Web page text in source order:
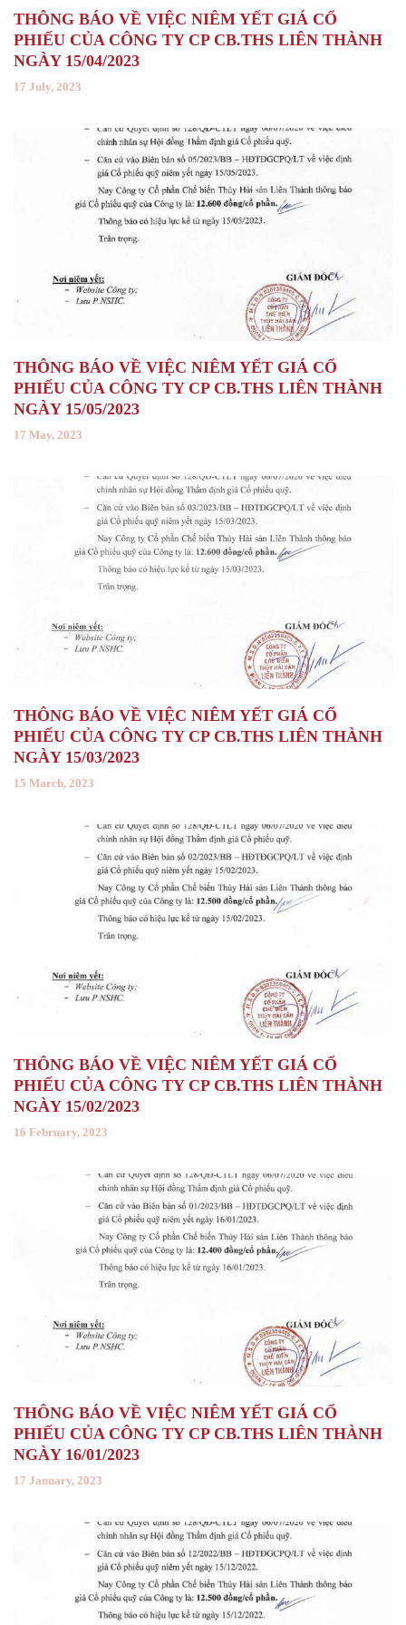
THÔNG BÁO VỀ VIỆC NIÊM YẾT GIÁ CỔ
PHIẾU CỦA CÔNG TY CP CB.THS LIÊN THÀNH
NGÀY 15/04/2023
17 July, 2023
THÔNG BÁO VỀ VIỆC NIÊM YẾT GIÁ CỔ
PHIẾU CỦA CÔNG TY CP CB.THS LIÊN THÀNH
NGÀY 15/05/2023
17 May, 2023
THÔNG BÁO VỀ VIỆC NIÊM YẾT GIÁ CỔ
PHIẾU CỦA CÔNG TY CP CB.THS LIÊN THÀNH
NGÀY 15/03/2023
15 March, 2023
THÔNG BÁO VỀ VIỆC NIÊM YẾT GIÁ CỔ
PHIẾU CỦA CÔNG TY CP CB.THS LIÊN THÀNH
NGÀY 15/02/2023
16 February, 2023
THÔNG BÁO VỀ VIỆC NIÊM YẾT GIÁ CỔ
PHIẾU CỦA CÔNG TY CP CB.THS LIÊN THÀNH
NGÀY 16/01/2023
17 January, 2023